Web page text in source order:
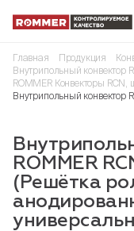
Главная Продукция
Внутрипольный конвектор
ROMMER Конвекторы
Внутрипольный конвектор
ROMMER
(Решётка